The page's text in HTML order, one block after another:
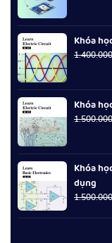
Khóa
Khóa
Khóa
dụng